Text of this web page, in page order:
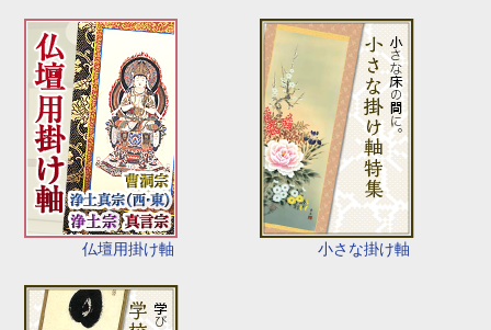
仏壇用掛け軸 小さな掛け軸